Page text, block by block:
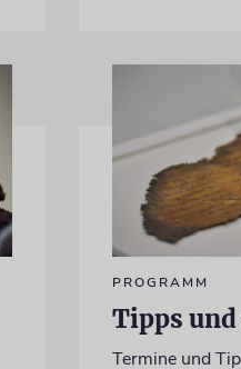
PROGRAMM
Tipps
Termine und